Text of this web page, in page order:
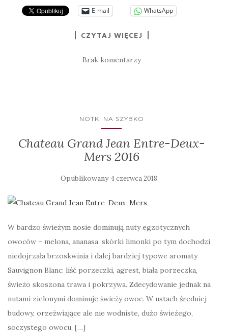
E-mail WhatsApp
CZYTAJ WIĘCEJ
Brak komentarzy
NOTKI NA SZYBKO
Chateau Grand Jean Entre-Deux-
Mers 2016
Opublikowany4 czerwca 2018
W bardzo świeżym nosie dominują nuty egzotycznych
owoców – melona, ananasa, skórki limonki po tym dochodzi
niedojrzała brzoskwinia i dalej bardziej typowe aromaty
Sauvignon Blanc: liść porzeczki, agrest, biała porzeczka,
świeżo skoszona trawa i pokrzywa. Zdecydowanie jednak na
nutami zielonymi dominuje świeży owoc. W ustach średniej
budowy, orzeźwiające ale nie wodniste, dużo świeżego,
soczystego owocu, […]